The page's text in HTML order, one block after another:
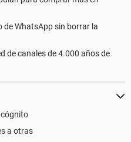
de WhatsApp sin borrar la
de canales de 4.000 años de
a otras